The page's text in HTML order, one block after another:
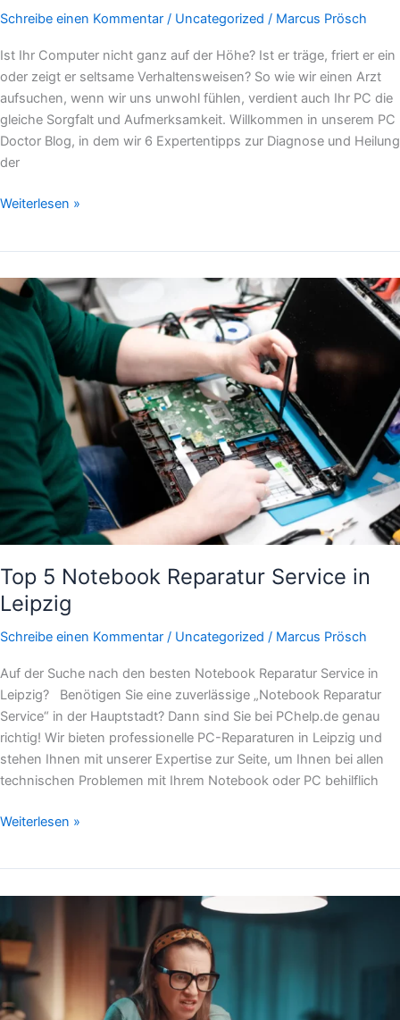
Schreibe einen Kommentar / Uncategorized / Marcus Prösch
Ist Ihr Computer nicht ganz auf der Höhe? Ist er träge, friert er ein
oder zeigt er seltsame Verhaltensweisen? So wie wir einen Arzt
aufsuchen, wenn wir uns unwohl fühlen, verdient auch Ihr PC die
gleiche Sorgfalt und Aufmerksamkeit. Willkommen in unserem PC
Doctor Blog, in dem wir 6 Expertentipps zur Diagnose und Heilung
der
Weiterlesen »
Top 5 Notebook Reparatur Service in
Leipzig
Schreibe einen Kommentar / Uncategorized / Marcus Prösch
Auf der Suche nach den besten Notebook Reparatur Service in
Leipzig? Benötigen Sie eine zuverlässige „Notebook Reparatur
Service“ in der Hauptstadt? Dann sind Sie bei PChelp.de genau
richtig! Wir bieten professionelle PC-Reparaturen in Leipzig und
stehen Ihnen mit unserer Expertise zur Seite, um Ihnen bei allen
technischen Problemen mit Ihrem Notebook oder PC behilflich
Top
5
Notebook
Reparatur
Service
Leipzig
Weiterlesen »
Reparatur
in
Leipzig:
Pc
Help